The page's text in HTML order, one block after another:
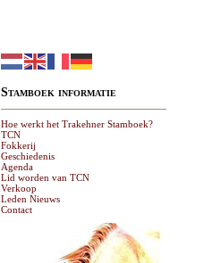
Stamboek informatie
Hoe werkt het Trakehner Stamboek?
TCN
Fokkerij
Geschiedenis
Agenda
Lid worden van TCN
Verkoop
Leden Nieuws
Contact